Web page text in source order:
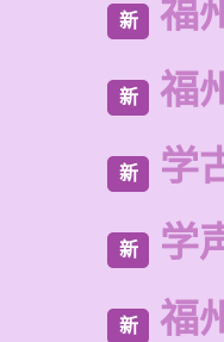
新 福
新 福
新 学
新 学
新 福